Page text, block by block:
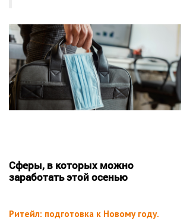
Сферы, в которых можно
заработать этой осенью
Ритейл: подготовка к Новому году.